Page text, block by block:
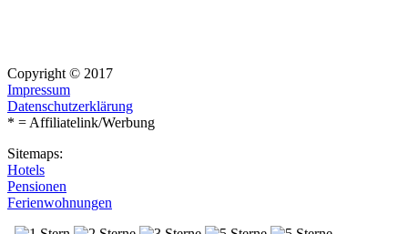
Copyright © 2017
Impressum
Datenschutzerklärung
* = Affiliatelink/Werbung
Sitemaps:
Hotels
Pensionen
Ferienwohnungen